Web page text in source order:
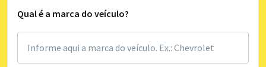
Qual é a marca do veículo?